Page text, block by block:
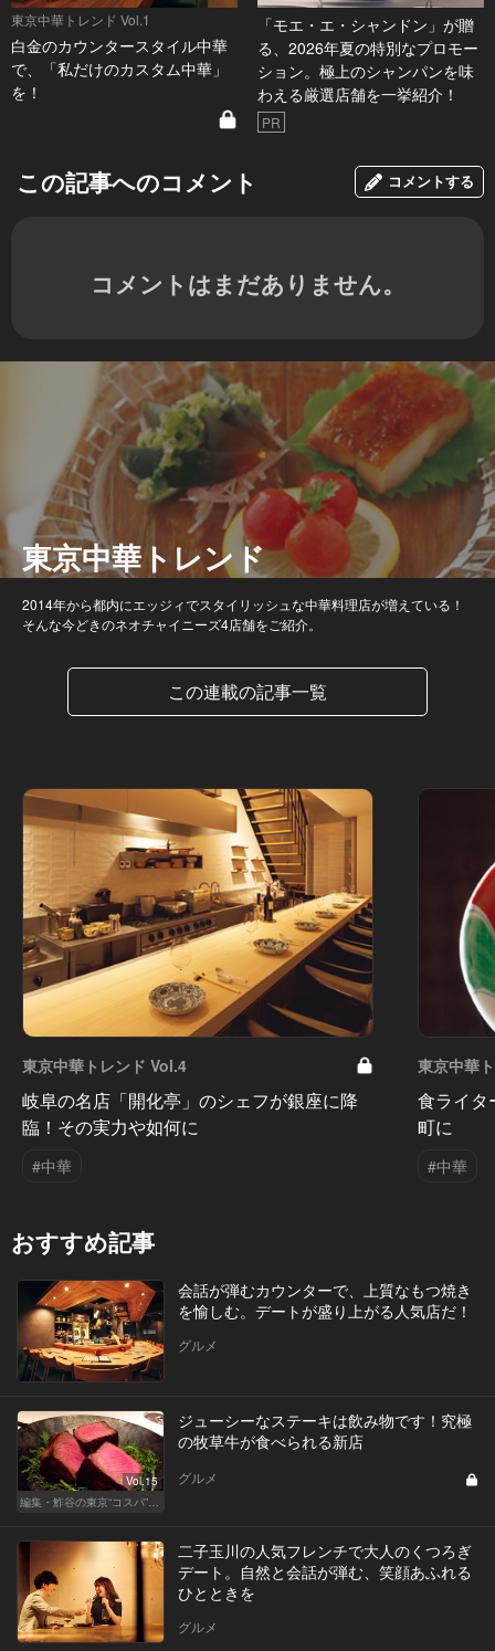
東京中華トレンド Vol.1
白金のカウンタースタイル中華
で、「私だけのカスタム中華」
を！
「モエ・エ・シャンドン」が贈
る、2026年夏の特別なプロモー
ション。極上のシャンパンを味
わえる厳選店舗を一挙紹介！
PR
この記事へのコメント コメントする
コメントはまだありません。
東京中華トレンド
2014年から都内にエッジィでスタイリッシュな中華料理店が増えている！
そんな今どきのネオチャイニーズ4店舗をご紹介。
この連載の記事一覧
東京中華トレンド Vol.4
岐阜の名店「開化亭」のシェフが銀座に降
臨！その実力や如何に
#中華
東京中華
食ライタ
町に
#中華
おすすめ記事
会話が弾むカウンターで、上質なもつ焼き
を愉しむ。デートが盛り上がる人気店だ！
グルメ
Vol.15
編集・鮓谷の東京“コスパ”カレンダー
ジューシーなステーキは飲み物です！究極
の牧草牛が食べられる新店
グルメ
二子玉川の人気フレンチで大人のくつろぎ
デート。自然と会話が弾む、笑顔あふれる
ひとときを
グルメ